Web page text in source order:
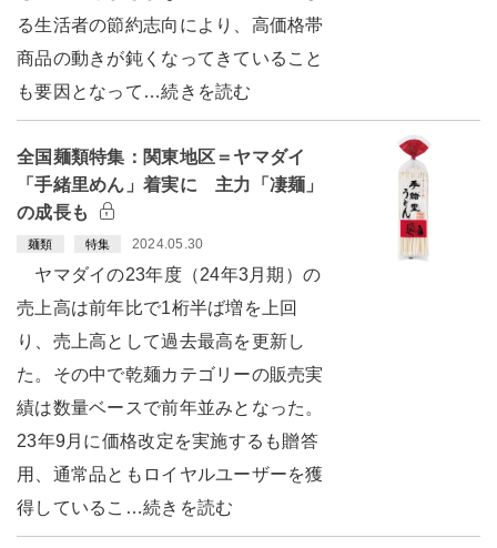
る生活者の節約志向により、高価格帯
商品の動きが鈍くなってきていること
も要因となって…続きを読む
全国麺類特集：関東地区＝ヤマダイ
「手緒里めん」着実に 主力「凄麺」
の成長も
麺類 特集 2024.05.30
ヤマダイの23年度（24年3月期）の
売上高は前年比で1桁半ば増を上回
り、売上高として過去最高を更新し
た。その中で乾麺カテゴリーの販売実
績は数量ベースで前年並みとなった。
23年9月に価格改定を実施するも贈答
用、通常品ともロイヤルユーザーを獲
得しているこ…続きを読む